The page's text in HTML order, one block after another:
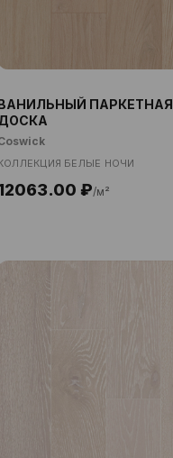
ПАРКЕТНАЯ
БЕЛЫЕ НОЧИ
₽/м²